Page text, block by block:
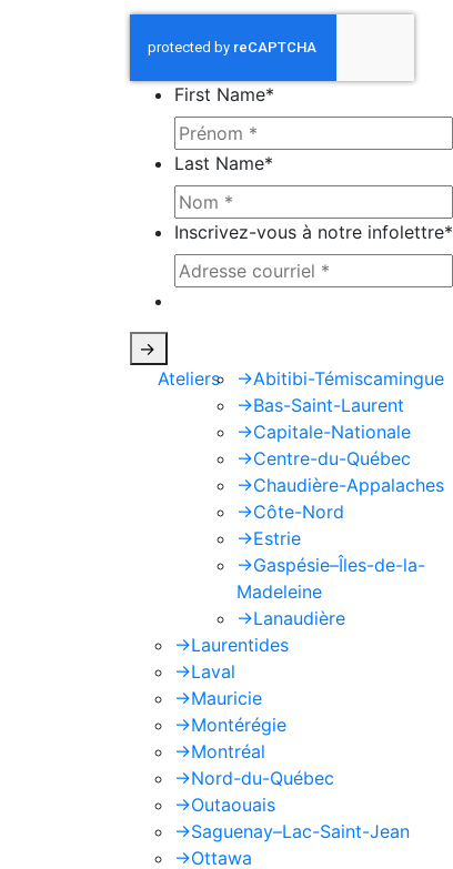
First Name*
Last Name*
Inscrivez-vous à notre infolettre*
->
Ateliers
->Abitibi-Témiscamingue
->Bas-Saint-Laurent
->Capitale-Nationale
->Centre-du-Québec
->Chaudière-Appalaches
->Côte-Nord
->Estrie
->Gaspésie–Îles-de-la-
Madeleine
->Lanaudière
->Laurentides
->Laval
->Mauricie
->Montérégie
->Montréal
->Nord-du-Québec
->Outaouais
->Saguenay–Lac-Saint-Jean
->Ottawa